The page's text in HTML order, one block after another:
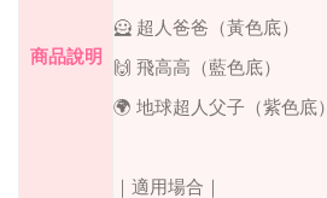
商品說明
🦸 超人爸爸（黃色底）
🙌 飛高高（藍色底）
🌍 地球超人父子（紫色底）
｜適用場合｜